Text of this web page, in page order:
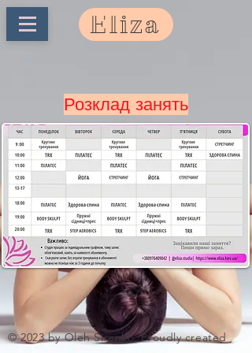
Eliza
Розклад занять
© 2023 by Oleh Sirenko. Proudly created